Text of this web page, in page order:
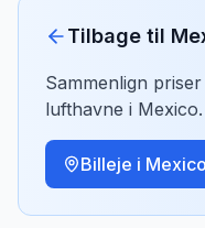
Tilbage til
Sammenlign
lufthavne i Mexico.
Billeje i Mexico